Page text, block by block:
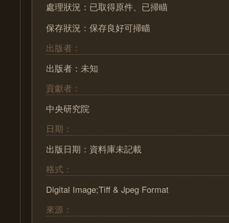
處理狀況：已取得原件、已掃瞄
保存狀況：保存良好可掃瞄
出版者：
出版者：未知
貢獻者：
中央研究院
日期：
出版日期：資料庫未記載
格式：
Digital Image;Tiff & Jpeg Format
來源：